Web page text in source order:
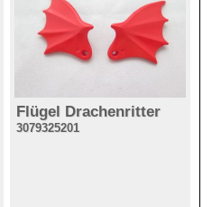
Flügel Drachenritter
3079325201